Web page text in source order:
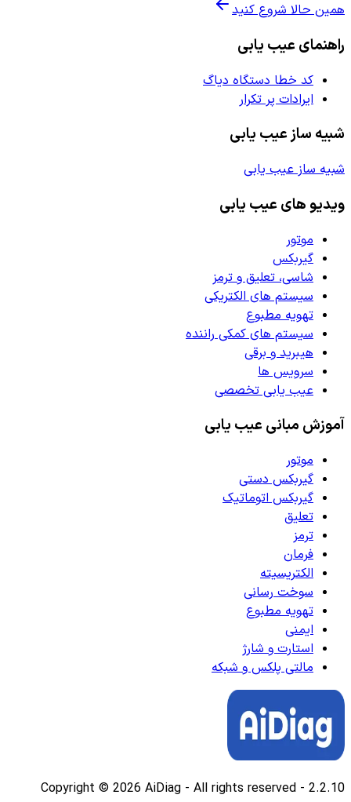
همین حالا شروع کنید
راهنمای عیب یابی
کد خطا دستگاه دیاگ
ایرادات پر تکرار
شبیه ساز عیب یابی
شبیه ساز عیب یابی
ویدیو های عیب یابی
موتور
گیربکس
شاسی، تعلیق و ترمز
سیستم های الکتریکی
تهویه مطبوع
سیستم های کمکی راننده
هیبرید و برقی
سرویس ها
عیب یابی تخصصی
آموزش مبانی عیب یابی
موتور
گیربکس دستی
گیربکس اتوماتیک
تعلیق
ترمز
فرمان
الکتریسیته
سوخت رسانی
تهویه مطبوع
ایمنی
استارت و شارژ
مالتی پلکس و شبکه
Copyright © 2026 AiDiag - All rights reserved - 2.2.10